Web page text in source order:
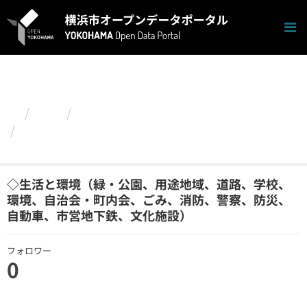
キ
◇生活と環境（緑・公園、用途地域、道路、学校、
環境、自治会・町内会、ごみ、消防、警察、防災、
自動車、市営地下鉄、文化施設）
フォロワー
0